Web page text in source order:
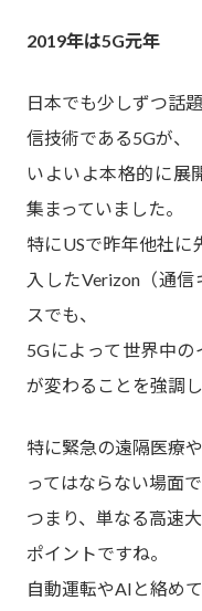
2019年は5G元年
日本でも少しずつ話
信技術である5Gが、
いよいよ本格的に展
集まっていました。
特にUSで昨年他社
入したVerizon（通
スでも、
5Gによって世界中
が変わることを強調
特に緊急の遠隔医療
ってはならない場面
つまり、単なる高速
ポイントですね。
自動運転やAIと絡め